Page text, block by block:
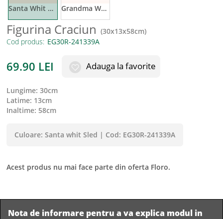
Santa Whit Sled Grandma Whit Sled
Figurina Craciun (30x13x58cm)
Cod produs:
69.90 LEI Adauga la favorite
lungime: 30cm
latime: 13cm
inaltime: 58cm
Culoare: Santa whit Sled | Cod: EG30R-241339A
Acest produs nu mai face parte din oferta Floro.
Nota de informare pentru a va explica modul in